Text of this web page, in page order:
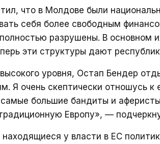
что в Молдове были
себя более свободным
разрушены. В основном
эти структуры дают
уровня, Остап Бендер
Я очень скептически отношусь к
большие бандиты и
Европу», —
находящиеся у власти в ЕС